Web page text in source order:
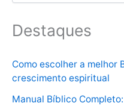
Destaques
Como escolher a melhor
crescimento espiritual
Manual Bíblico